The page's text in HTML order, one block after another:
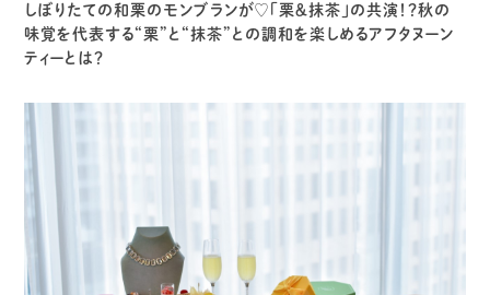
しぼりたての和栗のモンブランが♡「栗＆抹茶」の共演！？秋の
味覚を代表する“栗”と“抹茶”との調和を楽しめるアフタヌーン
ティーとは？